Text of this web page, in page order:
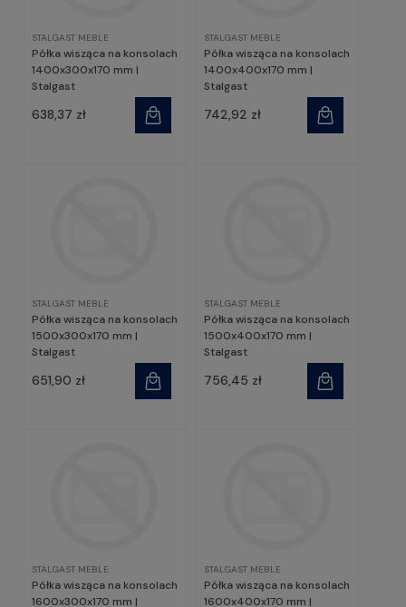
STALGAST MEBLE
Półka wisząca na konsolach
1400x300x170 mm |
Stalgast
638,37 zł
STALGAST MEBLE
Półka wisząca na konsolach
1400x400x170 mm |
Stalgast
742,92 zł
STALGAST MEBLE
Półka wisząca na konsolach
1500x300x170 mm |
Stalgast
651,90 zł
STALGAST MEBLE
Półka wisząca na konsolach
1500x400x170 mm |
Stalgast
756,45 zł
STALGAST MEBLE
Półka wisząca na konsolach
1600x300x170 mm |
STALGAST MEBLE
Półka wisząca na konsolach
1600x400x170 mm |